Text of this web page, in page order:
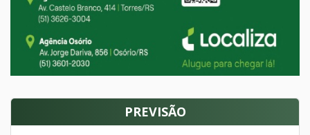
PREVISÃO